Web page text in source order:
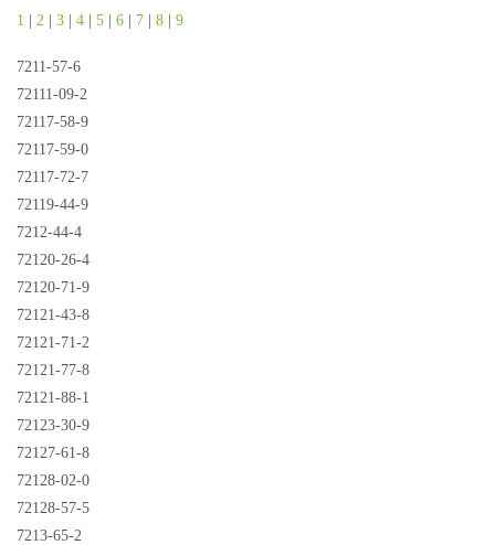
1 2 3 4 5 6 7 8 9
7211-57-6
72111-09-2
72117-58-9
72117-59-0
72117-72-7
72119-44-9
7212-44-4
72120-26-4
72120-71-9
72121-43-8
72121-71-2
72121-77-8
72121-88-1
72123-30-9
72127-61-8
72128-02-0
72128-57-5
7213-65-2